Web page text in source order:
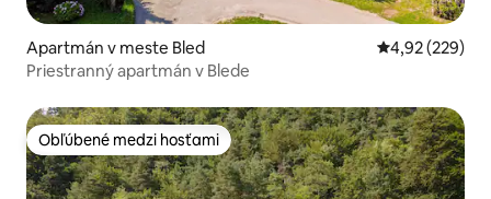
Apartmán v meste Bled Priemerné
4,92 (229)
Priestranný apartmán v Blede
Obľúbené medzi hosťami
Obľúbené medzi hosťami